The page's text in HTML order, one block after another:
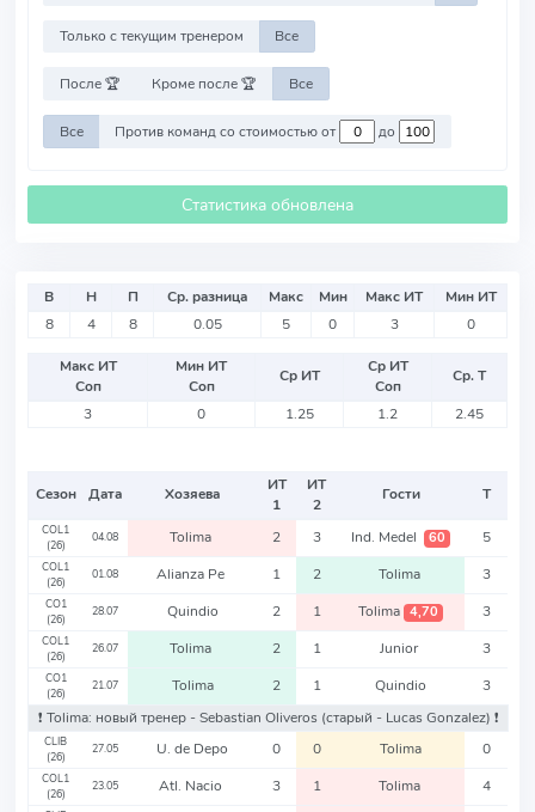
Только с текущим тренером Все
После 🏆 Кроме после 🏆 Все
Все Против команд со стоимостью от до
Статистика обновлена
В Н П Ср. разница Макс Мин Макс ИТ
Мин ИТ
8
4 8 0.05 5 0 3 0
Макс ИТ
Соп
Мин ИТ
Соп
Ср ИТ
Ср ИТ
Соп
Ср. Т
3
0 1.25 1.2 2.45
Сезон Дата Хозяева
ИТ
1
ИТ
2
Гости Т
COL1
(26)
04.08 Tolima 2 3 Ind. Medel 60 5
COL1
(26)
01.08 Alianza Pe 1 2 Tolima 3
CO1
(26)
28.07 Quindio 2 1 Tolima 4,70 3
COL1
(26)
26.07 Tolima 2 1 Junior 3
CO1
(26)
21.07 Tolima 2 1 Quindio
3
❗️ Tolima: новый тренер - Sebastian Oliveros (старый - Lucas Gonzalez) ❗️
CLIB
(26)
27.05 U. de Depo 0 0 Tolima 0
COL1
(26)
23.05 Atl. Nacio 3 1 Tolima 4